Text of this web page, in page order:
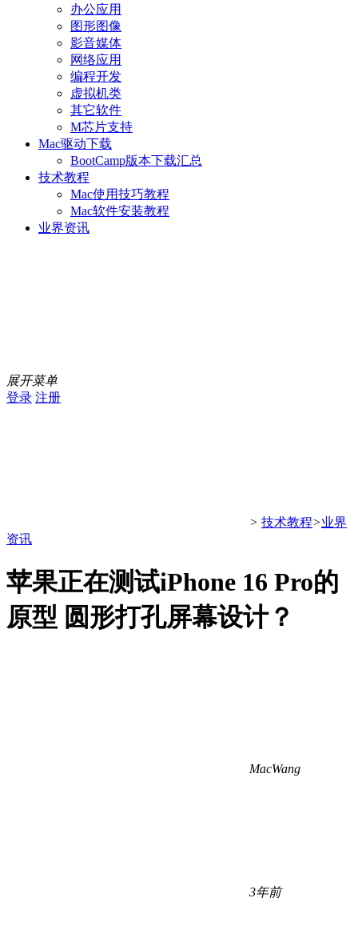
办公应用
图形图像
影音媒体
网络应用
编程开发
虚拟机类
其它软件
M芯片支持
Mac驱动下载
BootCamp版本下载汇总
技术教程
Mac使用技巧教程
Mac软件安装教程
业界资讯
展开菜单
登录 注册
> 技术教程>业界
资讯
苹果正在测试iPhone 16 Pro的
原型 圆形打孔屏幕设计？
MacWang
3年前